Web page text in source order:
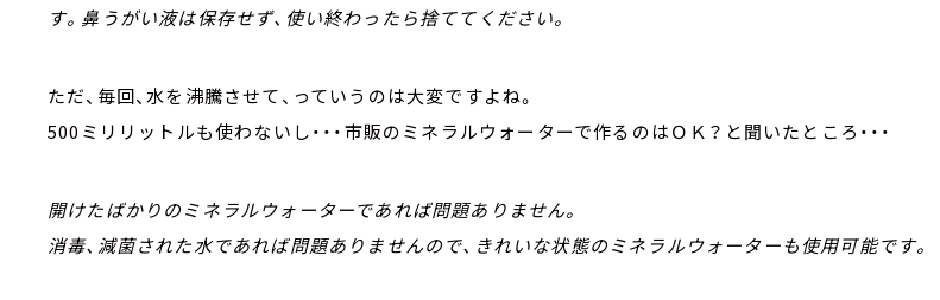
す。鼻うがい液は保存せず、使い終わったら捨ててください。
ただ、毎回、水を沸騰させて、っていうのは大変ですよね。
500ミリリットルも使わないし・・・市販のミネラルウォーターで作るのはＯＫ？と聞いたところ・・・
開けたばかりのミネラルウォーターであれば問題ありません。
消毒、減菌された水であれば問題ありませんので、きれいな状態のミネラルウォーターも使用可能です。